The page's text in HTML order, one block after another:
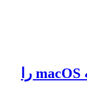
اپل انتقال اپلیکیشن‌های iOS به macOS را